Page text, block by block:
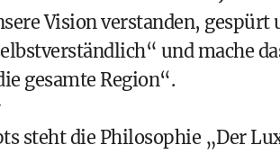
Vision verstanden, gespürt
und mache
gesamte Region“.
steht die Philosophie „Der